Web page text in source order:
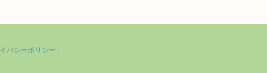
バシーポリシー